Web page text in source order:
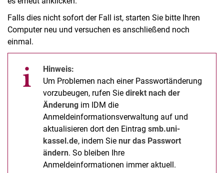
Falls dies nicht sofort der Fall ist, starten Sie bitte Ihren
Computer neu und versuchen es anschließend noch
einmal.
Hinweis:
Um Problemen nach einer Passwortänderung
vorzubeugen, rufen Sie direkt nach der
Änderung im IDM die
Anmeldeinformationsverwaltung auf und
aktualisieren dort den Eintrag smb.uni-
kassel.de, indem Sie nur das Passwort
ändern. So bleiben Ihre
Anmeldeinformationen immer aktuell.